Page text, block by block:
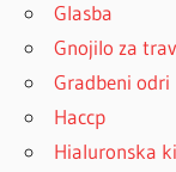
Glasba
Gnojilo za
Gradbeni odri
Haccp
Hialuronska